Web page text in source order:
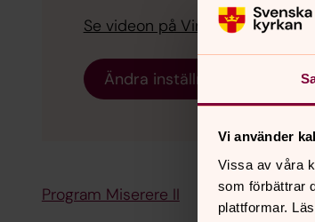
Vi använder
Vissa av våra
som förbättrar
plattformar.
Se videon på Vimeo i stället.
Ändra inställningar
Program Miserere II